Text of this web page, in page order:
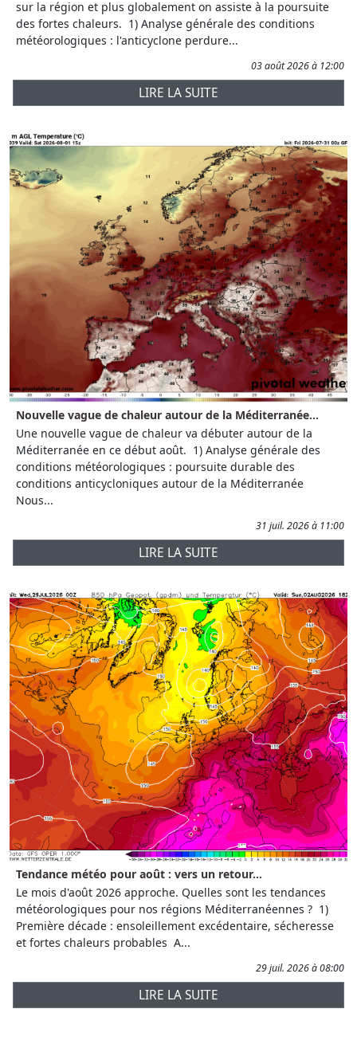
sur la région et plus globalement on assiste à la poursuite
des fortes chaleurs. 1) Analyse générale des conditions
météorologiques : l'anticyclone perdure...
03 août 2026 à 12:00
LIRE LA SUITE
Nouvelle vague de chaleur autour de la Méditerranée...
Une nouvelle vague de chaleur va débuter autour de la
Méditerranée en ce début août. 1) Analyse générale des
conditions météorologiques : poursuite durable des
conditions anticycloniques autour de la Méditerranée
Nous...
31 juil. 2026 à 11:00
LIRE LA SUITE
Tendance météo pour août : vers un retour...
Le mois d'août 2026 approche. Quelles sont les tendances
météorologiques pour nos régions Méditerranéennes ? 1)
Première décade : ensoleillement excédentaire, sécheresse
et fortes chaleurs probables A...
29 juil. 2026 à 08:00
LIRE LA SUITE